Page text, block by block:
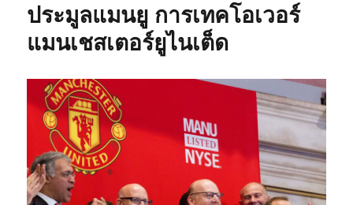
ประมูลแมนยู การเทคโอเวอร์
แมนเชสเตอร์ยูไนเต็ด